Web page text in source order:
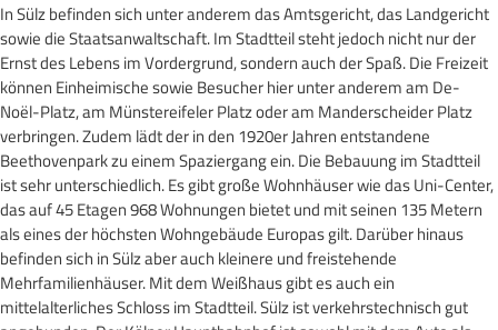
In Sülz befinden sich unter anderem das Amtsgericht, das Landgericht
sowie die Staatsanwaltschaft. Im Stadtteil steht jedoch nicht nur der
Ernst des Lebens im Vordergrund, sondern auch der Spaß. Die Freizeit
können Einheimische sowie Besucher hier unter anderem am De-
Noël-Platz, am Münstereifeler Platz oder am Manderscheider Platz
verbringen. Zudem lädt der in den 1920er Jahren entstandene
Beethovenpark zu einem Spaziergang ein. Die Bebauung im Stadtteil
ist sehr unterschiedlich. Es gibt große Wohnhäuser wie das Uni-Center,
das auf 45 Etagen 968 Wohnungen bietet und mit seinen 135 Metern
als eines der höchsten Wohngebäude Europas gilt. Darüber hinaus
befinden sich in Sülz aber auch kleinere und freistehende
Mehrfamilienhäuser. Mit dem Weißhaus gibt es auch ein
mittelalterliches Schloss im Stadtteil. Sülz ist verkehrstechnisch gut